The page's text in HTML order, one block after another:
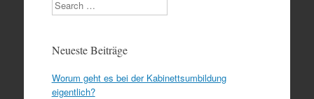
Neueste Beiträge
Worum geht es bei der Kabinettsumbildung
eigentlich?